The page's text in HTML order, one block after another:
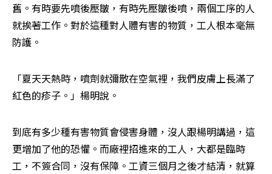
舊。有時要先噴後壓皺，有時先壓皺後噴，兩個工序的人
就挨著工作。對於這種對人體有害的物質，工人根本毫無
防護。
「夏天天熱時，噴劑就彌散在空氣裡，我們皮膚上長滿了
紅色的疹子。」楊明說。
到底有多少種有害物質會侵害身體，沒人跟楊明講過，這
更增加了他的恐懼。而廠裡招進來的工人，大都是臨時
工，不簽合同，沒有保障。工資三個月之後才結清，就算